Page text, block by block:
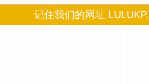
记住我们的网址